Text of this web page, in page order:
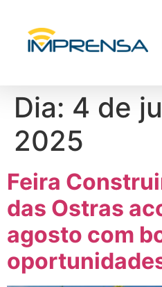
Dia: 4 de
2025
Feira
das Ostras
agosto com